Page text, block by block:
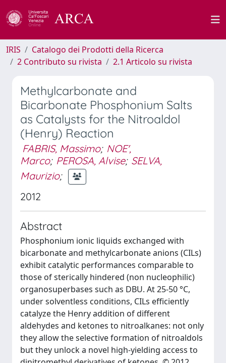
IRIS
Catalogo dei Prodotti della Ricerca
2 Contributo su rivista
2.1 Articolo su rivista
Methylcarbonate and
Bicarbonate Phosphonium Salts
as Catalysts for the Nitroaldol
(Henry) Reaction
FABRIS, Massimo; NOE',
Marco; PEROSA, Alvise; SELVA,
Maurizio;
2012
Abstract
Phosphonium ionic liquids exchanged with
bicarbonate and methylcarbonate anions (CILs)
exhibit catalytic performances comparable to
those of sterically hindered (non nucleophilic)
organosuperbases such as DBU. At 25-50 °C,
under solventless conditions, CILs efficiently
catalyze the Henry addition of different
aldehydes and ketones to nitroalkanes: not only
they allow the selective formation of nitroaldols
but they unlock a novel high-yielding access to